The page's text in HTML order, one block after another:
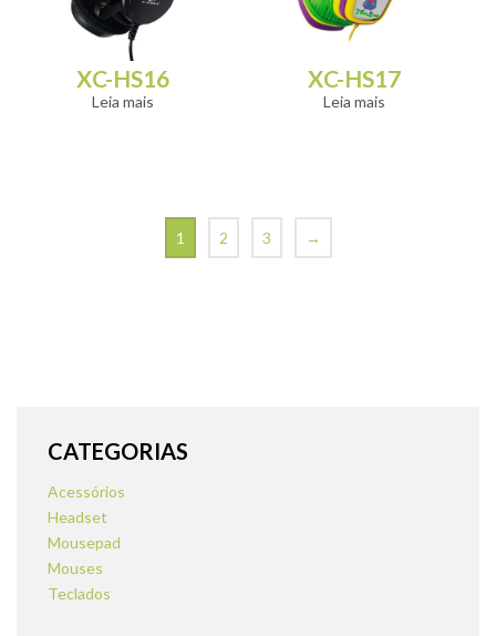
XC-HS16
Leia mais
XC-HS17
Leia mais
1 2 3 →
CATEGORIAS
Acessórios
Headset
Mousepad
Mouses
Teclados